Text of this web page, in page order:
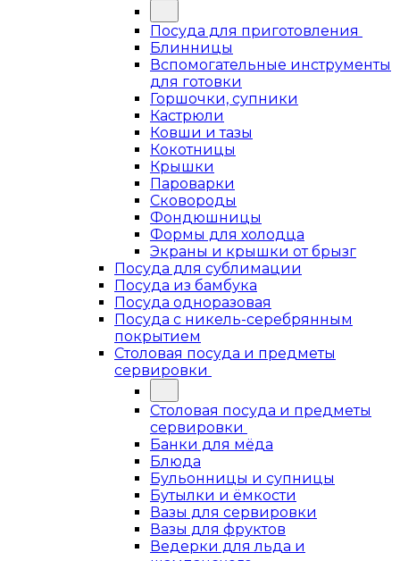
Посуда для приготовления
Блинницы
Вспомогательные инструменты
для готовки
Горшочки, супники
Кастрюли
Ковши и тазы
Кокотницы
Крышки
Пароварки
Сковороды
Фондюшницы
Формы для холодца
Экраны и крышки от брызг
Посуда для сублимации
Посуда из бамбука
Посуда одноразовая
Посуда с никель-серебрянным
покрытием
Столовая посуда и предметы
сервировки
Столовая посуда и предметы
сервировки
Банки для мёда
Блюда
Бульонницы и супницы
Бутылки и ёмкости
Вазы для сервировки
Вазы для фруктов
Ведерки для льда и